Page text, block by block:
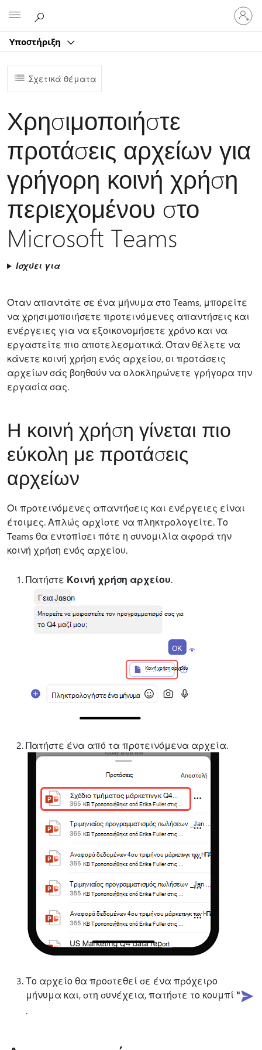
Υποστήριξη
Είσοδος
στον
Σχετικά θέματα
Χρησιμοποιήστε
προτάσεις αρχείων για
γρήγορη κοινή χρήση
περιεχομένου στο
Microsoft Teams
Ισχύει για
Όταν απαντάτε σε ένα μήνυμα στο Teams, μπορείτε
να χρησιμοποιήσετε προτεινόμενες απαντήσεις και
ενέργειες για να εξοικονομήσετε χρόνο και να
εργαστείτε πιο αποτελεσματικά. Όταν θέλετε να
κάνετε κοινή χρήση ενός αρχείου, οι προτάσεις
αρχείων σάς βοηθούν να ολοκληρώνετε γρήγορα την
εργασία σας.
Η κοινή χρήση γίνεται πιο
εύκολη με προτάσεις
αρχείων
Οι προτεινόμενες απαντήσεις και ενέργειες είναι
έτοιμες. Απλώς αρχίστε να πληκτρολογείτε. Το
Teams θα εντοπίσει πότε η συνομιλία αφορά την
κοινή χρήση ενός αρχείου.
Πατήστε Κοινή χρήση αρχείου.
Πατήστε ένα από τα προτεινόμενα αρχεία.
Το αρχείο θα προστεθεί σε ένα πρόχειρο
μήνυμα και, στη συνέχεια, πατήστε το κουμπί "
.